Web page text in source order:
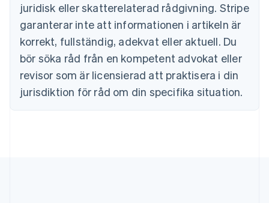
juridisk eller skatterelaterad rådgivning. Stripe
garanterar inte att informationen i artikeln är
korrekt, fullständig, adekvat eller aktuell. Du
bör söka råd från en kompetent advokat eller
revisor som är licensierad att praktisera i din
jurisdiktion för råd om din specifika situation.
Danmark
English
Estland
English
Fastlandskina
简体中文English
EnglishSvenska
Frankrike